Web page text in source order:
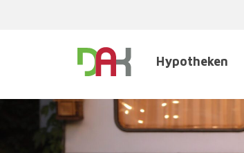
Hypotheken